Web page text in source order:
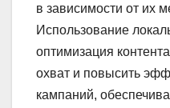
в зависимости от их
Использование
оптимизация
охват и повысить
кампаний,